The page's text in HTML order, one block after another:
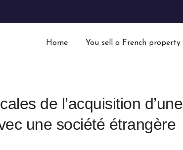
Home You sell a French property
de l’acquisition d’une
une société étrangère